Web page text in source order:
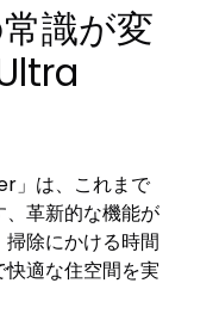
識が変
」は、これまで
革新的な機能が
除にかける時間
適な住空間を実